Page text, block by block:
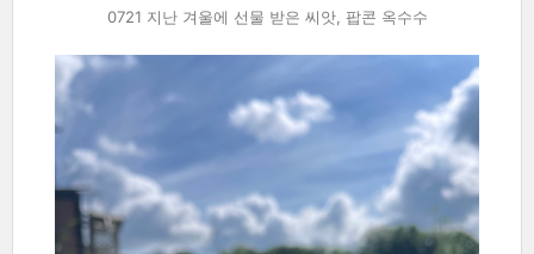
0721 지난 겨울에 선물 받은 씨앗, 팝콘 옥수수